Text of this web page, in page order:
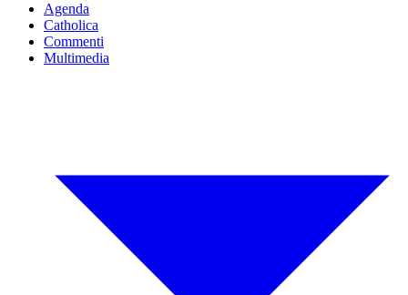
Agenda
Catholica
Commenti
Multimedia